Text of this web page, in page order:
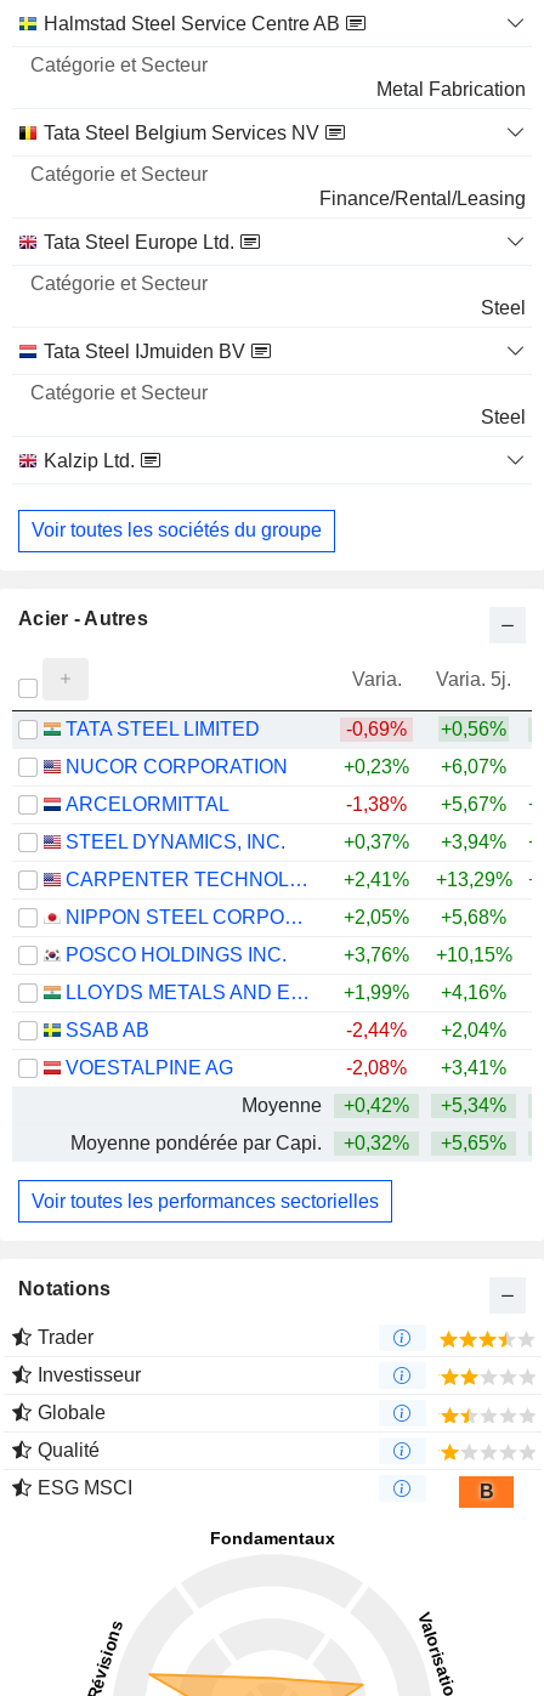
TATA CONSULTANCY SERVICES LTD.
0%
1 M $
TATA MOTORS LIMITED
100 000
0%
Nom
Catégorie
Secteur
Halmstad Steel Service Centre AB
Metal Fabrication
Tata Steel Belgium Services NV
Finance/Rental/Leasing
Tata Steel Europe Ltd.
Steel
Tata Steel IJmuiden BV
Steel
Kalzip Ltd.
Voir toutes les sociétés du groupe
Acier - Autres
Varia. Varia. 5j.
TATA STEEL LIMITED -0,69% +0,56%
NUCOR CORPORATION
+0,23% +6,07%
ARCELORMITTAL
-1,38% +5,67%
STEEL DYNAMICS, INC.
+0,37% +3,94%
CARPENTER TECHNOLOGY CORPORATION
+2,41% +13,29%
NIPPON STEEL CORPORATION
+2,05% +5,68%
POSCO HOLDINGS INC.
+3,76% +10,15%
LLOYDS METALS AND ENERGY LIMITED
+1,99% +4,16%
SSAB AB
-2,44% +2,04%
VOESTALPINE AG
-2,08% +3,41%
Moyenne
+0,42% +5,34%
Moyenne pondérée par Capi.
+0,32% +5,65%
Voir toutes les performances sectorielles
Notations
Trader
Investisseur
Globale
Qualité
ESG MSCI
B